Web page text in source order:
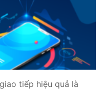
tiếp hiệu quả là